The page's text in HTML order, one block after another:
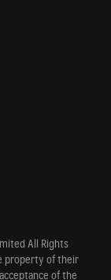
All Rights
property of their
of the